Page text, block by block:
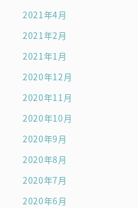
2021年4月
2021年2月
2021年1月
2020年12月
2020年11月
2020年10月
2020年9月
2020年8月
2020年7月
2020年6月